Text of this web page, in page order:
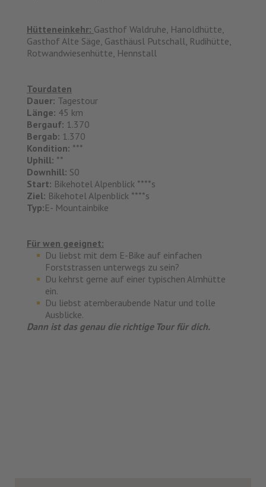
Hütteneinkehr: Gasthof Waldruhe, Hanoldhütte,
Gasthof Alte Säge, Gasthäusl Putschall, Rudihütte,
Rotwandwiesenhütte, Hennstall
Tourdaten
Dauer: Tagestour
Länge: 45 km
Bergauf: 1.370
Bergab: 1.370
Kondition: ***
Uphill: **
Downhill: S0
Start: Bikehotel Alpenblick ****s
Ziel: Bikehotel Alpenblick ****s
Typ:E- Mountainbike
Für wen geeignet:
Du liebst mit dem E-Bike auf einfachen
Forststrassen unterwegs zu sein?
Du kehrst gerne auf einer typischen Almhütte
ein.
Du liebst atemberaubende Natur und tolle
Ausblicke.
Dann ist das genau die richtige Tour für dich.